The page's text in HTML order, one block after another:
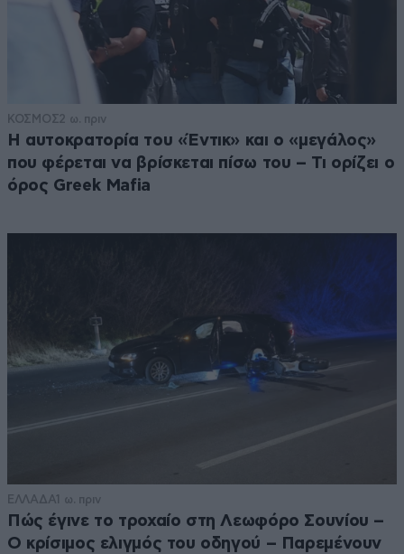
ΚΟΣΜΟΣ2 ω. πριν
Η αυτοκρατορία του «Έντικ» και ο «μεγάλος»
που φέρεται να βρίσκεται πίσω του – Τι ορίζει ο
όρος Greek Mafia
ΕΛΛΑΔΑ1 ω. πριν
Πώς έγινε το τροχαίο στη Λεωφόρο Σουνίου –
Ο κρίσιμος ελιγμός του οδηγού – Παρεμένουν